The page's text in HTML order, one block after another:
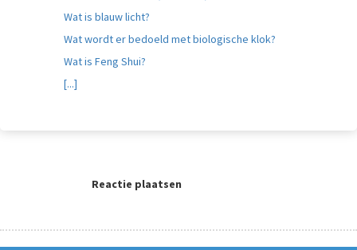
Wat is blauw licht?
Wat wordt er bedoeld met biologische klok?
Wat is Feng Shui?
[...]
Reactie plaatsen